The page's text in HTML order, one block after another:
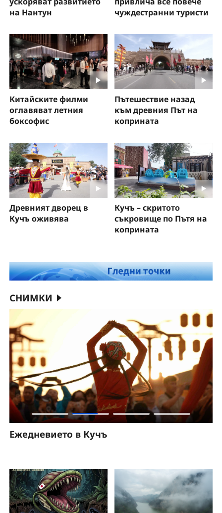
на Нантун
чуждестранни туристи
Китайските филми
оглавяват летния
боксофис
Пътешествие назад
към древния Път на
коприната
Древният дворец в
Кучъ оживява
Кучъ – скритото
съкровище по Пътя на
коприната
СНИМКИ
Ежедневието в Кучъ